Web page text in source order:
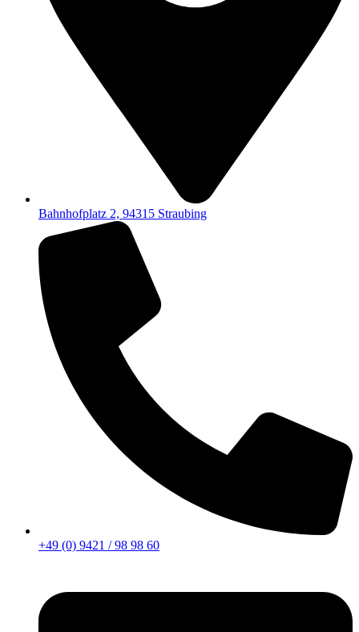
Bahnhofplatz 2, 94315 Straubing
+49 (0) 9421 / 98 98 60